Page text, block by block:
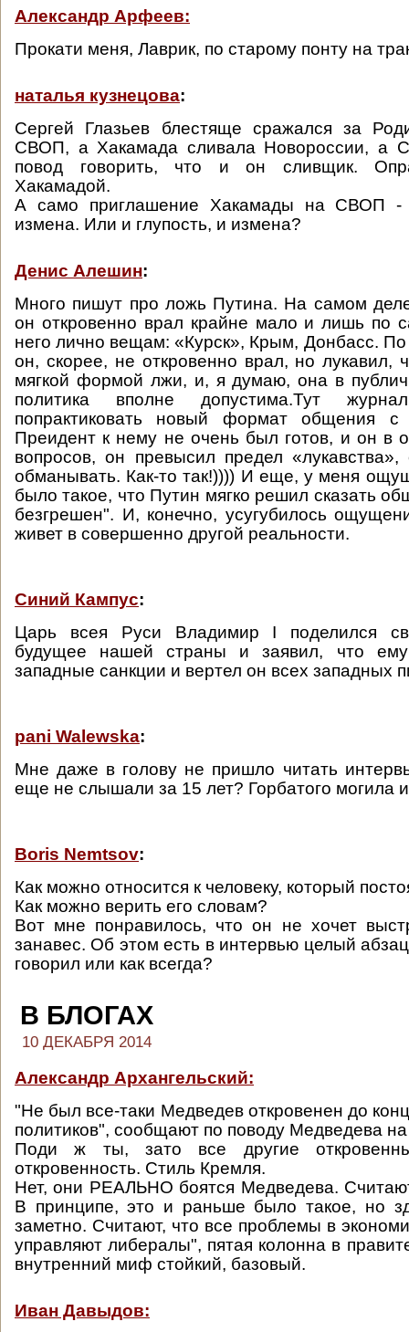
Александр Арфеев:
Прокати меня, Лаврик, по старому понту на
наталья кузнецова:
Сергей Глазьев блестяще сражался за
СВОП, а Хакамада сливала Новороссии, а
повод говорить, что и он сливщик.
Хакамадой.
А само приглашение Хакамады на СВОП -
измена. Или и глупость, и измена?
Денис Алешин:
Много пишут про ложь Путина. На самом
он откровенно врал крайне мало и лишь по
него лично вещам: «Курск», Крым, Донбасс.
он, скорее, не откровенно врал, но лукавил,
мягкой формой лжи, и, я думаю, она в
политика вполне допустима.Тут
попрактиковать новый формат общения
Преидент к нему не очень был готов, и он в
вопросов, он превысил предел
обманывать. Как-то так!)))) И еще, у меня
было такое, что Путин мягко решил сказать
безгрешен". И, конечно, усугубилось
живет в совершенно другой реальности.
Синий Кампус:
Царь всея Руси Владимир I поделился
будущее нашей страны и заявил, что
западные санкции и вертел он всех западных
pani Walewska:
Мне даже в голову не пришло читать
еще не слышали за 15 лет? Горбатого могила
Boris Nemtsov:
Как можно относится к человеку, который
Как можно верить его словам?
Вот мне понравилось, что он не хочет
занавес. Об этом есть в интервью целый
говорил или как всегда?
В БЛОГАХ
10 ДЕКАБРЯ 2014
Александр Архангельский:
"Не был все-таки Медведев откровенен до
политиков", сообщают по поводу Медведева
Поди ж ты, зато все другие
откровенность. Стиль Кремля.
Нет, они РЕАЛЬНО боятся Медведева.
В принципе, это и раньше было такое, но
заметно. Считают, что все проблемы в
управляют либералы", пятая колонна в
внутренний миф стойкий, базовый.
Иван Давыдов: